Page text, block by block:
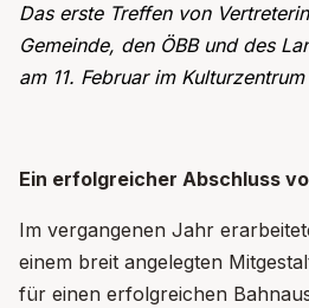
Das erste Treffen von
Gemeinde, den ÖBB und des
am 11. Februar im
Ein erfolgreicher Abschluss
Im vergangenen Jahr
einem breit angelegten
für einen erfolgreichen